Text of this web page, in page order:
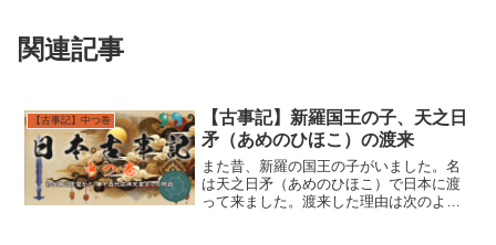
関連記事
【古事記】中つ巻
【古事記】新羅国王の子、天之日
矛（あめのひほこ）の渡来
また昔、新羅の国王の子がいました。名
は天之日矛（あめのひほこ）で日本に渡
って来ました。渡来した理由は次のよう